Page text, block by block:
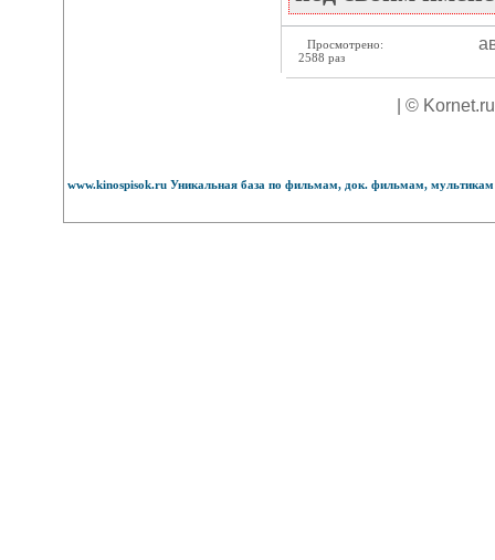
Просмотрено:
2588 раз
| ©
www.kinospisok.ru Уникальная база по фильмам, док. фильмам,